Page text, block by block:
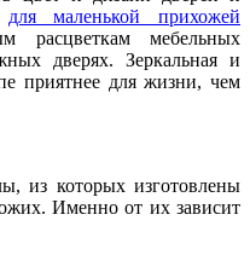
для маленькой прихожей
расцветкам мебельных
дверях. Зеркальная и
приятнее для жизни, чем
из которых изготовлены
Именно от их зависит